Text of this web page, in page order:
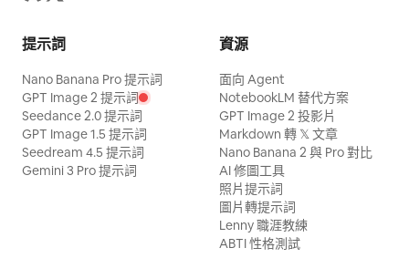
提示詞
Nano Banana Pro 提示詞
GPT Image 2 提示詞
Seedance 2.0 提示詞
GPT Image 1.5 提示詞
Seedream 4.5 提示詞
Gemini 3 Pro 提示詞
資源
面向 Agent
NotebookLM 替代方案
GPT Image 2 投影片
Markdown 轉 𝕏 文章
Nano Banana 2 與 Pro 對比
AI 修圖工具
照片提示詞
圖片轉提示詞
Lenny 職涯教練
ABTI 性格測試